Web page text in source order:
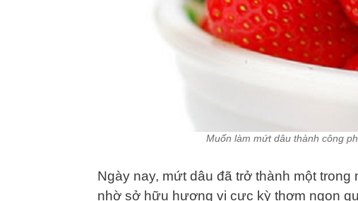
Muốn làm mứt dâu thành công
Ngày nay, mứt dâu đã trở thành một
nhờ sở hữu hương vị cực kỳ thơm ngon